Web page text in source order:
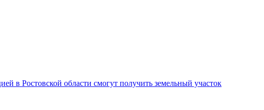
в Ростовской области смогут получить земельный участок